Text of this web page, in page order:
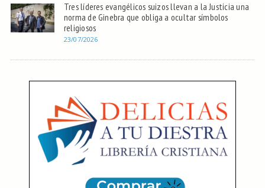
Tres líderes evangélicos suizos llevan a la Justicia una
norma de Ginebra que obliga a ocultar símbolos
religiosos
23/07/2026